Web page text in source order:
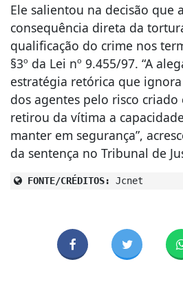
Ele salientou na decisão que
consequência direta da
qualificação do crime nos
§3º da Lei nº 9.455/97. “A
estratégia retórica que
dos agentes pelo risco
retirou da vítima a
manter em segurança”,
da sentença no Tribunal de
FONTE/CRÉDITOS: Jcnet